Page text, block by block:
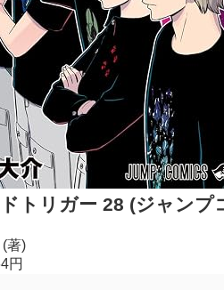
トリガー 28 (ジャンプ
著)
円